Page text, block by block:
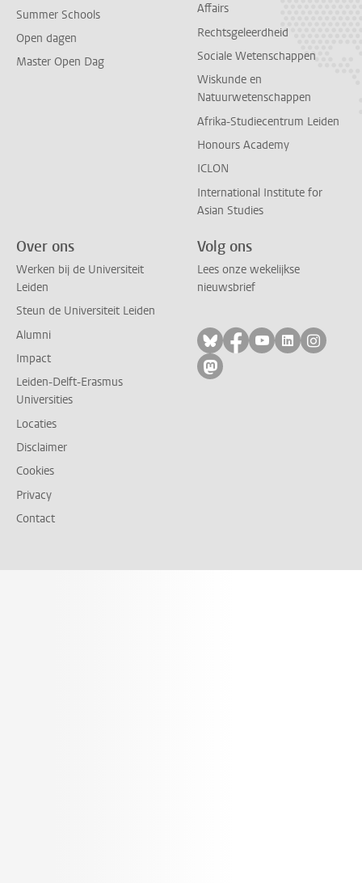
Summer Schools
Open dagen
Master Open Dag
Affairs
Rechtsgeleerdheid
Sociale Wetenschappen
Wiskunde en
Natuurwetenschappen
Afrika-Studiecentrum Leiden
Honours Academy
ICLON
International Institute for
Asian Studies
Over ons
Werken bij de Universiteit
Leiden
Steun de Universiteit Leiden
Alumni
Impact
Leiden-Delft-Erasmus
Universities
Locaties
Disclaimer
Cookies
Privacy
Contact
Volg ons
Lees onze wekelijkse
nieuwsbrief
Volg ons op bluesky
Volg ons op
Volg ons op
Volg ons
Volg
Volg ons op mastodon